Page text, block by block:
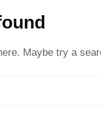
Maybe try a